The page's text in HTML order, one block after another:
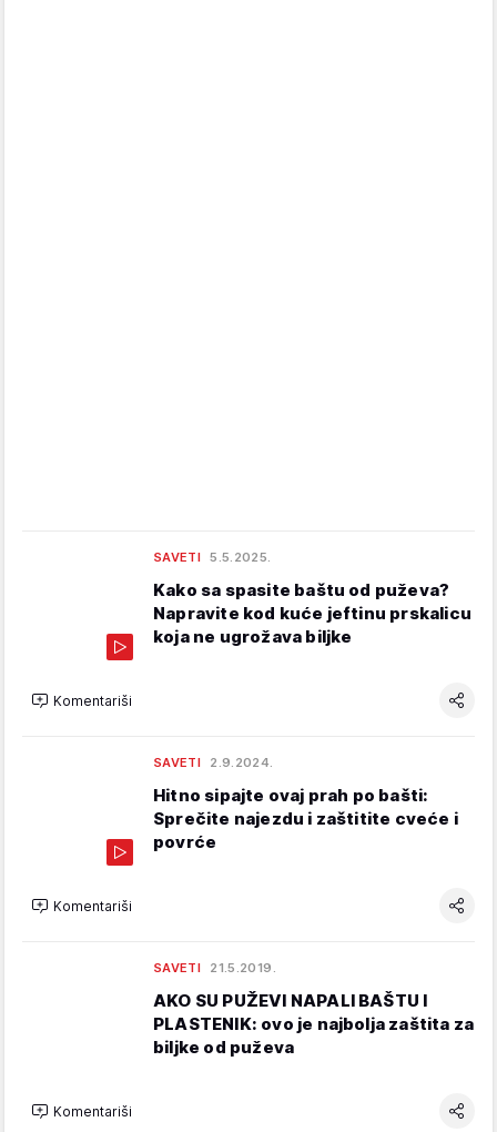
SAVETI 5.5.2025.
Kako sa spasite baštu od puževa?
Napravite kod kuće jeftinu prskalicu
koja ne ugrožava biljke
Komentariši
SAVETI 2.9.2024.
Hitno sipajte ovaj prah po bašti:
Sprečite najezdu i zaštitite cveće i
povrće
Komentariši
SAVETI 21.5.2019.
AKO SU PUŽEVI NAPALI BAŠTU I
PLASTENIK: ovo je najbolja zaštita za
biljke od puževa
Komentariši